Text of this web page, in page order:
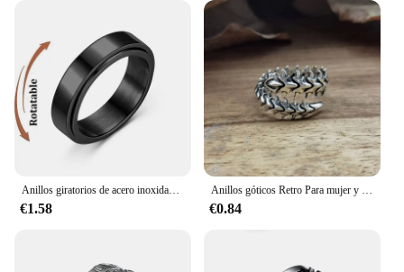
Anillos giratorios de acero inoxidable para parejas, antiestrés, ansiedad, Fidget, banda de boda, anillos de nudillos, Anillo de joyería
€1.58
Anillos góticos Retro Para mujer y hombre, joyería de Hip Hop, hipérbola, ciempiés, anillos de moda, Anillo ajustable
€0.84